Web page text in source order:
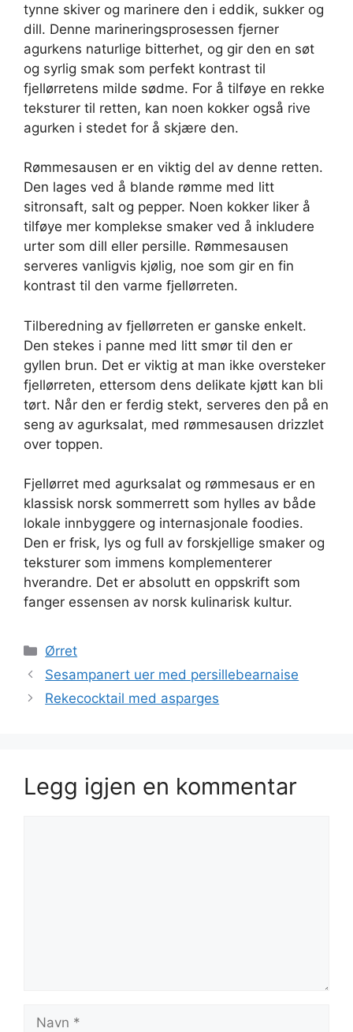
tynne skiver og marinere den i eddik, sukker og
dill. Denne marineringsprosessen fjerner
agurkens naturlige bitterhet, og gir den en søt
og syrlig smak som perfekt kontrast til
fjellørretens milde sødme. For å tilføye en rekke
teksturer til retten, kan noen kokker også rive
agurken i stedet for å skjære den.
Rømmesausen er en viktig del av denne retten.
Den lages ved å blande rømme med litt
sitronsaft, salt og pepper. Noen kokker liker å
tilføye mer komplekse smaker ved å inkludere
urter som dill eller persille. Rømmesausen
serveres vanligvis kjølig, noe som gir en fin
kontrast til den varme fjellørreten.
Tilberedning av fjellørreten er ganske enkelt.
Den stekes i panne med litt smør til den er
gyllen brun. Det er viktig at man ikke oversteker
fjellørreten, ettersom dens delikate kjøtt kan bli
tørt. Når den er ferdig stekt, serveres den på en
seng av agurksalat, med rømmesausen drizzlet
over toppen.
Fjellørret med agurksalat og rømmesaus er en
klassisk norsk sommerrett som hylles av både
lokale innbyggere og internasjonale foodies.
Den er frisk, lys og full av forskjellige smaker og
teksturer som immens komplementerer
hverandre. Det er absolutt en oppskrift som
fanger essensen av norsk kulinarisk kultur.
Kategorier
Ørret
Sesampanert uer med persillebearnaise
Rekecocktail med asparges
Legg igjen en kommentar
Navn